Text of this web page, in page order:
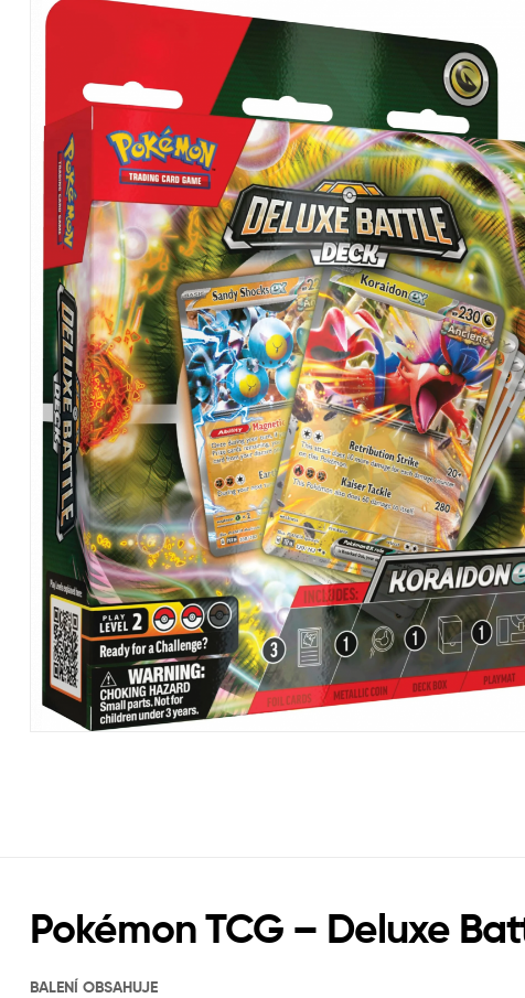
Pokémon TCG – Deluxe
BALENÍ OBSAHUJE